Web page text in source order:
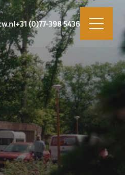
+31 (0)77-398 5436